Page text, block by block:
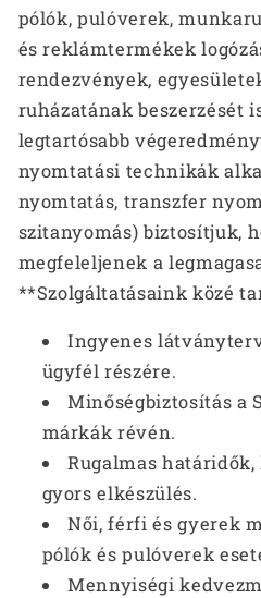
pólók, pulóverek,
és reklámtermékek
rendezvények,
ruházatának beszerzését
legtartósabb
nyomtatási technikák
nyomtatás, transzfer
szitanyomás) biztosítjuk,
megfeleljenek a
**Szolgáltatásaink közé
Ingyenes
ügyfél részére.
Minőségbiztosítás a
márkák révén.
Rugalmas
gyors elkészülés.
Női, férfi és gyerek
pólók és pulóverek
Mennyiségi